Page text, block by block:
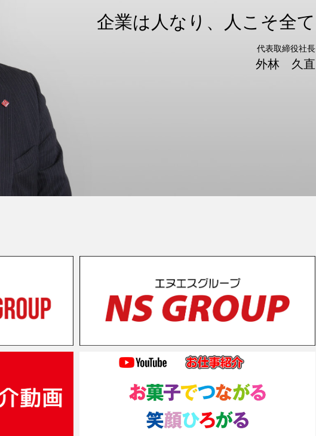
企業は人なり、人こそ全て
代表取締役社長
外林 久直